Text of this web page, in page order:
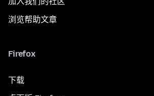
浏览帮助文章
Firefox
下载